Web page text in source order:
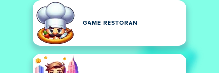
GAME RESTORAN